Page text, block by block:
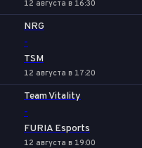
12 августа в 16:30
NRG
-
TSM
12 августа в 17:20
Team Vitality
-
FURIA Esports
12 августа в 19:00